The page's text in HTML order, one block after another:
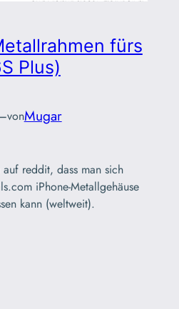
fürs
Plus)
vonMugar
reddit, dass man sich
iPhone-Metallgehäuse
kann (weltweit).